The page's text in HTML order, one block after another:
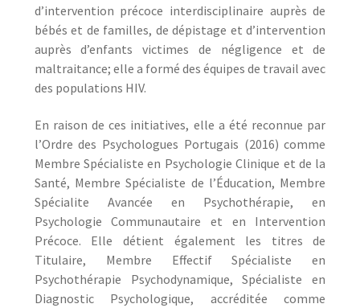
d’intervention précoce interdisciplinaire auprès de
bébés et de familles, de dépistage et d’intervention
auprès d’enfants victimes de négligence et de
maltraitance; elle a formé des équipes de travail avec
des populations HIV.
En raison de ces initiatives, elle a été reconnue par
l’Ordre des Psychologues Portugais (2016) comme
Membre Spécialiste en Psychologie Clinique et de la
Santé, Membre Spécialiste de l’Éducation, Membre
Spécialite Avancée en Psychothérapie, en
Psychologie Communautaire et en Intervention
Précoce.
Elle détient également les titres de
Titulaire, Membre Effectif Spécialiste en
Psychothérapie Psychodynamique, Spécialiste en
Diagnostic Psychologique, accréditée comme